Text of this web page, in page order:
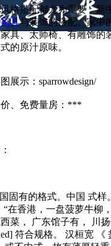
格搭配都尤为重要，新
家具与装饰的搭配。家中
具、太师椅、有雕饰的
的原汁原味。
展示：sparrowdesign/
、免费量房：***
国固有的格式。中国 式
“在香港，一盘菠萝牛柳
菜， 广东馆子有， 川
符合规格。 汉桓宽 《